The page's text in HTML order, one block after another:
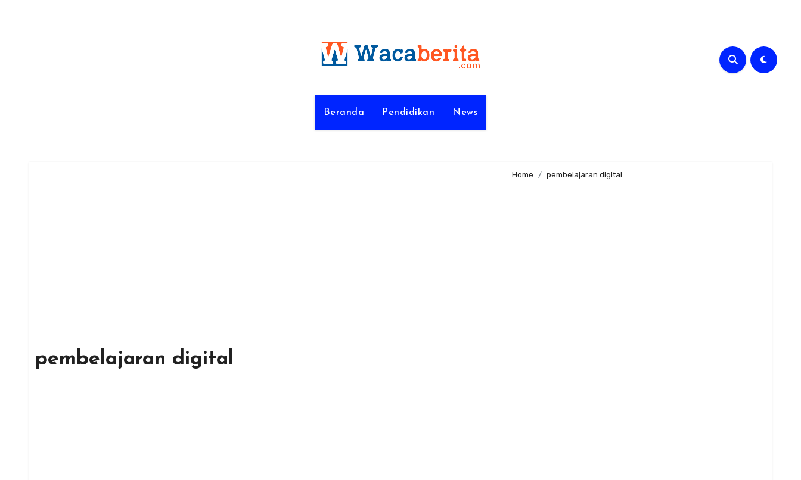
Beranda Pendidikan News
pembelajaran digital
Home pembelajaran digital